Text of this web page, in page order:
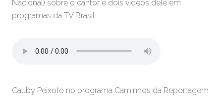
Nacional) sobre o cantor e dois vídeos dele em
programas da TV Brasil:
Cauby Peixoto no programa Caminhos da Reportagem